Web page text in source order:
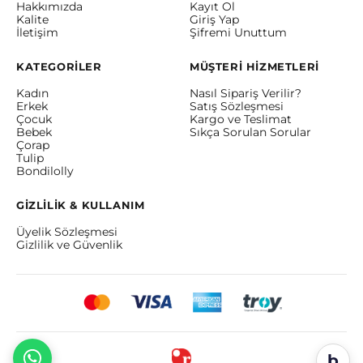
Hakkımızda
Kalite
İletişim
Kayıt Ol
Giriş Yap
Şifremi Unuttum
KATEGORİLER
Kadın
Erkek
Çocuk
Bebek
Çorap
Tulip
Bondilolly
MÜŞTERİ HİZMETLERİ
Nasıl Sipariş Verilir?
Satış Sözleşmesi
Kargo ve Teslimat
Sıkça Sorulan Sorular
GİZLİLİK & KULLANIM
Üyelik Sözleşmesi
Gizlilik ve Güvenlik